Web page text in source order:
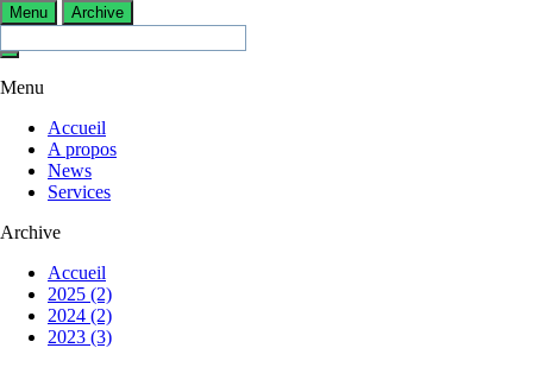
Menu Archive
Menu
Accueil
A propos
News
Services
Archive
Accueil
2025 (2)
2024 (2)
2023 (3)